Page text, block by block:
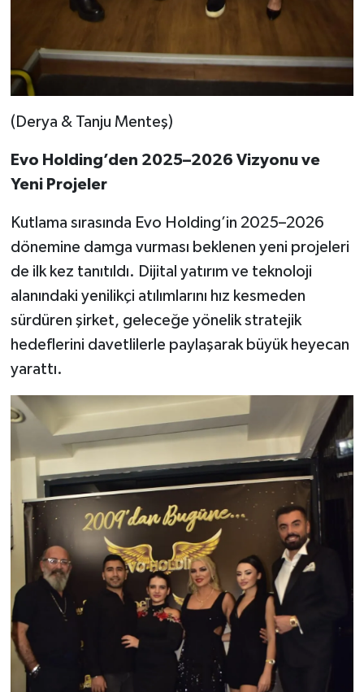
(Derya & Tanju Menteş)
Evo Holding’den 2025–2026 Vizyonu ve
Yeni Projeler
Kutlama sırasında Evo Holding’in 2025–2026
dönemine damga vurması beklenen yeni projeleri
de ilk kez tanıtıldı. Dijital yatırım ve teknoloji
alanındaki yenilikçi atılımlarını hız kesmeden
sürdüren şirket, geleceğe yönelik stratejik
hedeflerini davetlilerle paylaşarak büyük heyecan
yarattı.